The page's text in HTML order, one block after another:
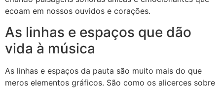
ecoam em nossos ouvidos e corações.
As linhas e espaços que dão
vida à música
As linhas e espaços da pauta são muito mais do que
meros elementos gráficos. São como os alicerces sobre